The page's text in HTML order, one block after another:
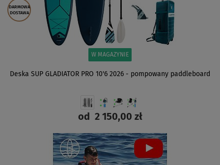
DARMOWA
DOSTAWA
W MAGAZYNIE
Deska SUP GLADIATOR PRO 10'6 2026 - pompowany paddleboard
od 2 150,00 zł
ZOBACZ